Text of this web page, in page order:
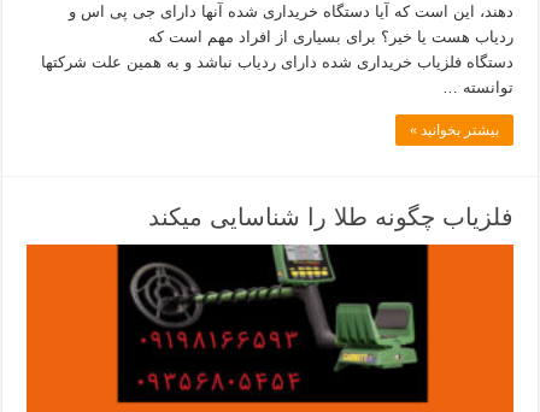
دهند، این است که آیا دستگاه خریداری شده آنها دارای جی پی اس و
ردیاب هست یا خیر؟ برای بسیاری از افراد مهم است که
دستگاه فلزیاب خریداری شده دارای ردیاب نباشد و به همین علت شرکتها
توانسته …
بیشتر بخوانید »
فلزیاب چگونه طلا را شناسایی میکند